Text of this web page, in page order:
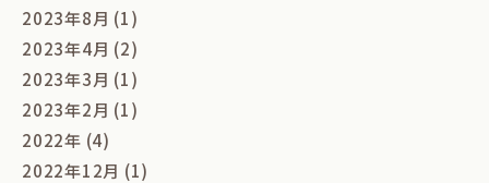
2023年8月 (1)
2023年4月 (2)
2023年3月 (1)
2023年2月 (1)
2022年 (4)
2022年12月 (1)